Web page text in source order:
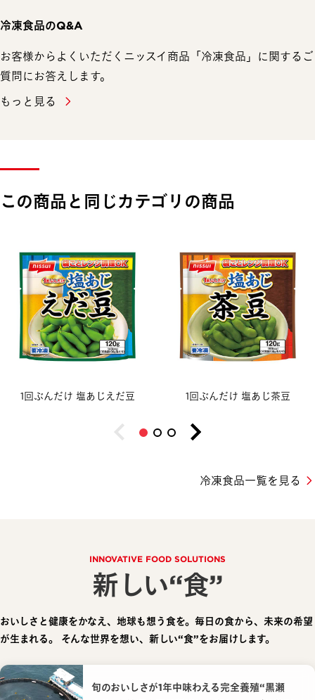
冷凍食品のQ&A
お客様からよくいただくニッスイ商品「冷凍食品」に関するご
質問にお答えします。
もっと見る
この商品と同じカテゴリの商品
1回ぶんだけ 塩あじえだ豆 1回ぶんだけ 塩あじ茶豆
冷凍食品一覧を見る
INNOVATIVE FOOD SOLUTIONS
新しい“食”
おいしさと健康をかなえ、地球も想う食を。毎日の食から、未来の希望
が生まれる。
そんな世界を想い、新しい“食”をお届けします。
旬のおいしさが1年中味わえる完全養殖“黒瀬